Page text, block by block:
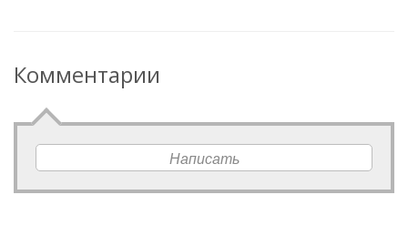
Комментарии
Написать